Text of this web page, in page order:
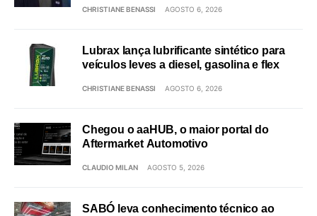
CHRISTIANE BENASSI AGOSTO 6, 2026
Lubrax lança lubrificante sintético para
veículos leves a diesel, gasolina e flex
CHRISTIANE BENASSI AGOSTO 6, 2026
Chegou o aaHUB, o maior portal do
Aftermarket Automotivo
CLAUDIO MILAN AGOSTO 5, 2026
SABÓ leva conhecimento técnico ao